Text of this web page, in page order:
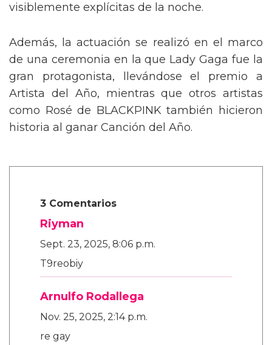
visiblemente explícitas de la noche.
Además, la actuación se realizó en el marco
de una ceremonia en la que Lady Gaga fue la
gran protagonista, llevándose el premio a
Artista del Año, mientras que otros artistas
como Rosé de BLACKPINK también hicieron
historia al ganar Canción del Año.
3 Comentarios
Riyman
Sept. 23, 2025, 8:06 p.m.
T9reobiy
Arnulfo Rodallega
Nov. 25, 2025, 2:14 p.m.
re gay